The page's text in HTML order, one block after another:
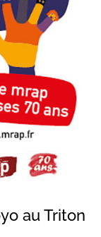
au Triton